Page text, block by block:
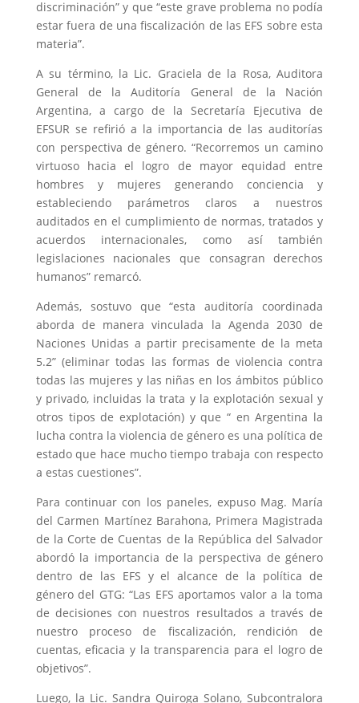
discriminación” y que “este grave problema no podía
estar fuera de una fiscalización de las EFS sobre esta
materia”.
A su término, la Lic. Graciela de la Rosa, Auditora
General de la Auditoría General de la Nación
Argentina, a cargo de la Secretaría Ejecutiva de
EFSUR se refirió a la importancia de las auditorías
con perspectiva de género. “Recorremos un camino
virtuoso hacia el logro de mayor equidad entre
hombres y mujeres generando conciencia y
estableciendo parámetros claros a nuestros
auditados en el cumplimiento de normas, tratados y
acuerdos internacionales, como así también
legislaciones nacionales que consagran derechos
humanos” remarcó.
Además, sostuvo que “esta auditoría coordinada
aborda de manera vinculada la Agenda 2030 de
Naciones Unidas a partir precisamente de la meta
5.2” (eliminar todas las formas de violencia contra
todas las mujeres y las niñas en los ámbitos público
y privado, incluidas la trata y la explotación sexual y
otros tipos de explotación) y que “ en Argentina la
lucha contra la violencia de género es una política de
estado que hace mucho tiempo trabaja con respecto
a estas cuestiones”.
Para continuar con los paneles, expuso Mag. María
del Carmen Martínez Barahona, Primera Magistrada
de la Corte de Cuentas de la República del Salvador
abordó la importancia de la perspectiva de género
dentro de las EFS y el alcance de la política de
género del GTG: “Las EFS aportamos valor a la toma
de decisiones con nuestros resultados a través de
nuestro proceso de fiscalización, rendición de
cuentas, eficacia y la transparencia para el logro de
objetivos”.
Luego, la Lic. Sandra Quiroga Solano, Subcontralora